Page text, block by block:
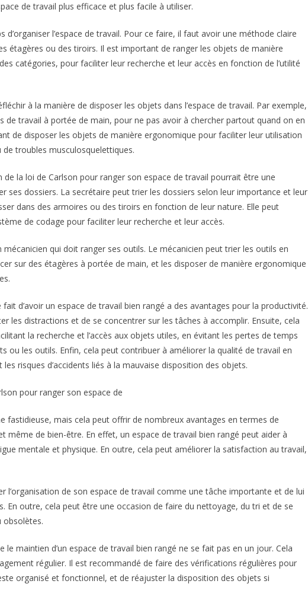
de travail plus efficace et plus facile à utiliser.
l’espace de travail. Pour ce faire, il faut avoir une méthode claire
étagères ou des tiroirs. Il est important de ranger les objets de manière
catégories, pour faciliter leur recherche et leur accès en fonction de l’utilité
à la manière de disposer les objets dans l’espace de travail. Par exemple,
de travail à portée de main, pour ne pas avoir à chercher partout quand on en
de disposer les objets de manière ergonomique pour faciliter leur utilisation
troubles musculosquelettiques.
de la loi de Carlson pour ranger son espace de travail pourrait être une
ses dossiers. La secrétaire peut trier les dossiers selon leur importance et leur
dans des armoires ou des tiroirs en fonction de leur nature. Elle peut
de codage pour faciliter leur recherche et leur accès.
qui doit ranger ses outils. Le mécanicien peut trier les outils en
sur des étagères à portée de main, et les disposer de manière ergonomique
d’avoir un espace de travail bien rangé a des avantages pour la productivité.
les distractions et de se concentrer sur les tâches à accomplir. Ensuite, cela
la recherche et l’accès aux objets utiles, en évitant les pertes de temps
ou les outils. Enfin, cela peut contribuer à améliorer la qualité de travail en
risques d’accidents liés à la mauvaise disposition des objets.
pour ranger son espace de
fastidieuse, mais cela peut offrir de nombreux avantages en termes de
même de bien-être. En effet, un espace de travail bien rangé peut aider à
mentale et physique. En outre, cela peut améliorer la satisfaction au travail,
l’organisation de son espace de travail comme une tâche importante et de lui
En outre, cela peut être une occasion de faire du nettoyage, du tri et de se
obsolètes.
maintien d’un espace de travail bien rangé ne se fait pas en un jour. Cela
régulier. Il est recommandé de faire des vérifications régulières pour
organisé et fonctionnel, et de réajuster la disposition des objets si